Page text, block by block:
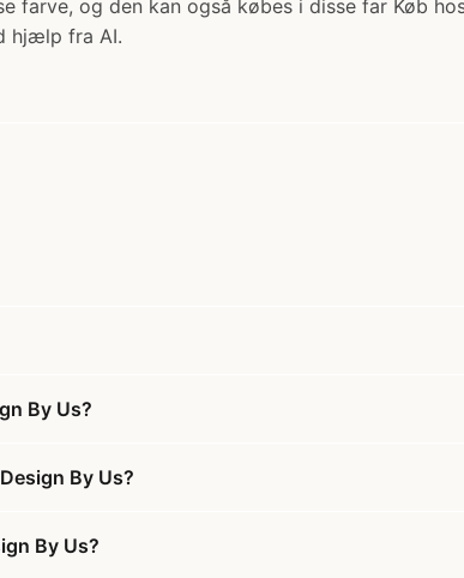
farve, og den kan også købes i disse far Køb
hjælp fra AI.
By Us?
By Us?
By Us?